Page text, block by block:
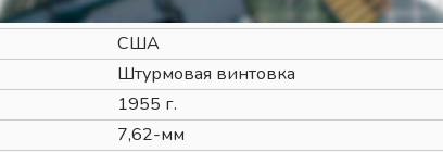
США
Штурмовая винтовка
1955 г.
7,62-мм